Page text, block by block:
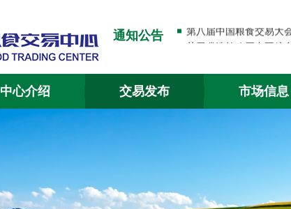
通知公告
中心介绍 交易发布 市场信息